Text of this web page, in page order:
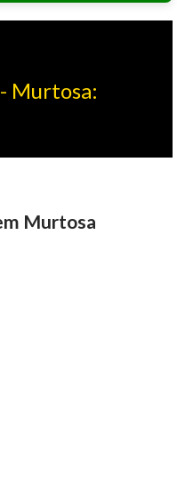
Murtosa:
Murtosa